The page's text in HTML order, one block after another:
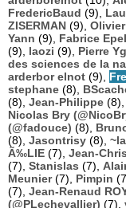
FredericBaud (9),
ZISERMAN (9),
Yann (9), Fabrice
(9), laozi (9), Pierre
des sciences de la
arderbor elnot (9),
stephane (8),
(8), Jean-Philippe (8),
Nicolas Bry
(@fadouce) (8),
(8), Jasontrisy (8),
Ã‰LIE (7), Jean-
(7), Stanislas (7),
Meunier(7), Pimpin
(7), Jean-Renaud
(@PLechevallier) (7),